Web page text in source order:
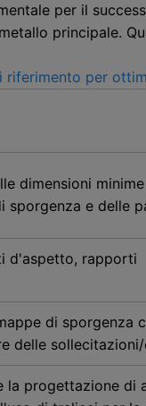
per il
principale.
per
dimensioni
sporgenza e delle
d'aspetto, rapporti
di sporgenza
delle
la progettazione di